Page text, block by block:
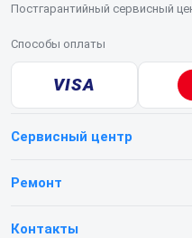
Постгарантийный сервисный
Способы оплаты
VISA
Сервисный центр
О нашем сервисе
Ремонт
Телефонов
Контакты